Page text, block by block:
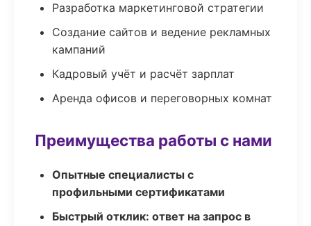
Разработка маркетинговой стратегии
Создание сайтов и ведение рекламных
кампаний
Кадровый учёт и расчёт зарплат
Аренда офисов и переговорных комнат
Преимущества работы с нами
Опытные специалисты с
профильными сертификатами
Быстрый отклик: ответ на запрос в